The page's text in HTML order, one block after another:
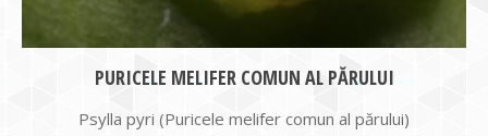
PURICELE MELIFER COMUN AL PĂRULUI
Psylla pyri (Puricele melifer comun al părului)